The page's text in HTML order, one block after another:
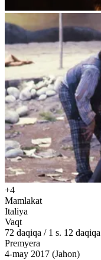
+4
Mamlakat
Italiya
Vaqt
72 daqiqa / 1 s. 12 daqiqa
Premyera
4-may 2017 (Jahon)